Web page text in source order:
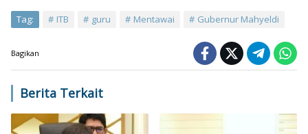
Tag: ITB guru Mentawai Gubernur Mahyeldi
Bagikan
Berita Terkait